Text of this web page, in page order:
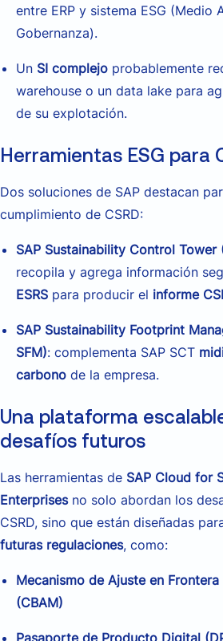
entre ERP y sistema ESG (Medio
Gobernanza).
Un SI complejo probablemente
warehouse o un data lake para
de su explotación.
Herramientas ESG para
Dos soluciones de SAP destacan
cumplimiento de CSRD:
SAP Sustainability Control Tower
recopila y agrega información
ESRS para producir el informe
SAP Sustainability Footprint
SFM): complementa SAP SCT
carbono de la empresa.
Una plataforma
desafíos futuros
Las herramientas de SAP Cloud for
Enterprisesno solo abordan los
CSRD, sino que están diseñadas
futuras regulaciones, como:
Mecanismo de Ajuste en
(CBAM)
Pasaporte de Producto Digital